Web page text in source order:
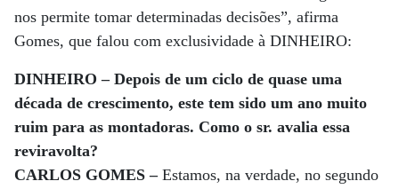
nos permite tomar determinadas decisões”, afirma
Gomes, que falou com exclusividade à DINHEIRO:
DINHEIRO – Depois de um ciclo de quase uma
década de crescimento, este tem sido um ano muito
ruim para as montadoras. Como o sr. avalia essa
reviravolta?
CARLOS GOMES – Estamos, na verdade, no segundo